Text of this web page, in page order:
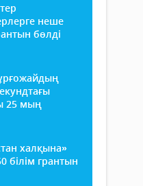
неше
бөлді
25 мың
халқына»
білім грантын